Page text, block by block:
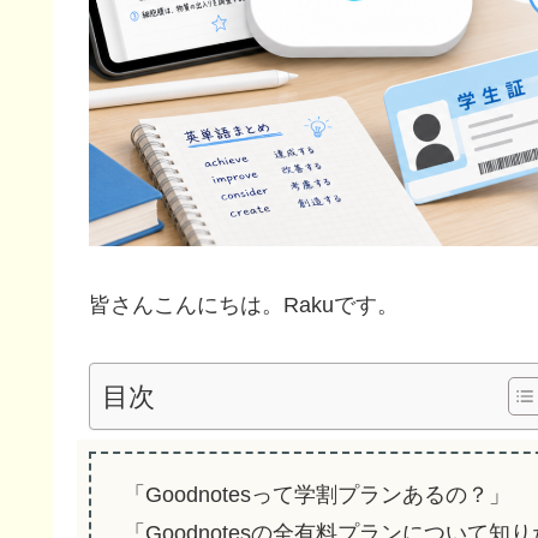
皆さんこんにちは。Rakuです。
目次
「Goodnotesって学割プランあるの？」